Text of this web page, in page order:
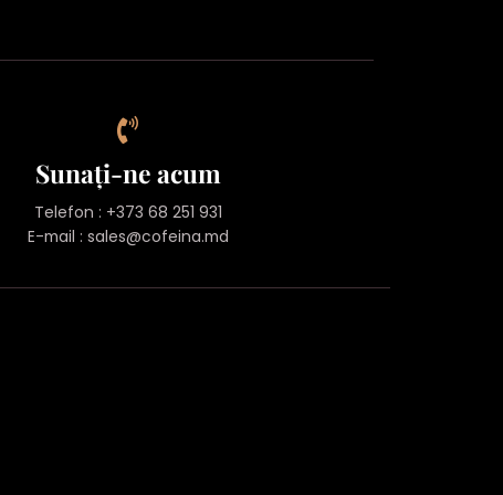
Sunați-ne acum
Telefon : +373 68 251 931
E-mail : sales@cofeina.md